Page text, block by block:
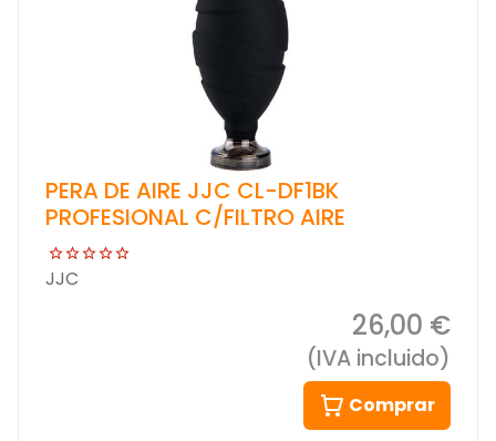
PERA DE AIRE JJC CL-DF1BK
PROFESIONAL C/FILTRO AIRE
JJC
26,00 €
(IVA incluido)
Comprar